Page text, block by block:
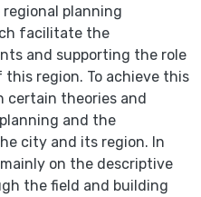
planning
facilitate the
and supporting the role
region. To achieve this
certain theories and
and the
city and its region. In
on the descriptive
the field and building